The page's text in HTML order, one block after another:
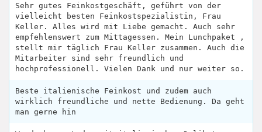
Sehr gutes Feinkostgeschäft, geführt von der
vielleicht besten Feinkostspezialistin, Frau
Keller. Alles wird mit Liebe gemacht. Auch sehr
empfehlenswert zum Mittagessen. Mein Lunchpaket ,
stellt mir täglich Frau Keller zusammen. Auch die
Mitarbeiter sind sehr freundlich und
hochprofessionell. Vielen Dank und nur weiter so.
Beste italienische Feinkost und zudem auch
wirklich freundliche und nette Bedienung. Da geht
man gerne hin